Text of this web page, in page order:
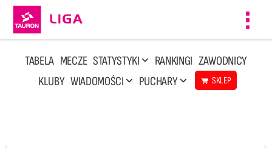
TABELA MECZE STATYSTYKI RANKINGI ZAWODNICY
KLUBY WIADOMOŚCI PUCHARY SKLEP